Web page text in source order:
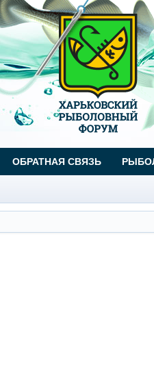
ОБРАТНАЯ СВЯЗЬ